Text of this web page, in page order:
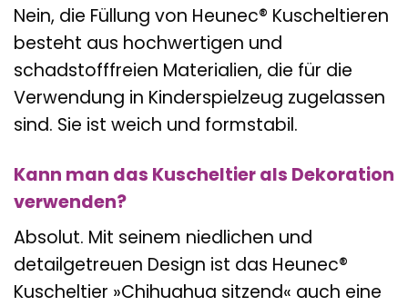
Nein, die Füllung von Heunec® Kuscheltieren
besteht aus hochwertigen und
schadstofffreien Materialien, die für die
Verwendung in Kinderspielzeug zugelassen
sind. Sie ist weich und formstabil.
Kann man das Kuscheltier als Dekoration
verwenden?
Absolut. Mit seinem niedlichen und
detailgetreuen Design ist das Heunec®
Kuscheltier »Chihuahua sitzend« auch eine